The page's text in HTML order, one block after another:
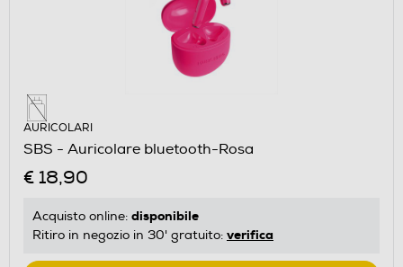
AURICOLARI
SBS - Auricolare bluetooth-Rosa
€ 18,90
Acquisto online: disponibile
Ritiro in negozio in 30' gratuito: verifica